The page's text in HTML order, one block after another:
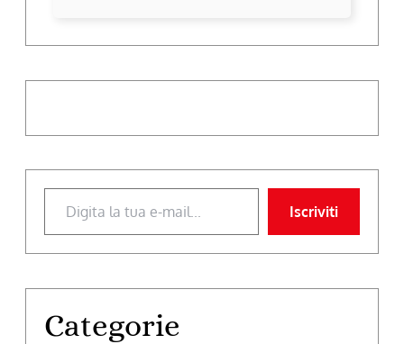
Digita la tua e-mail...
Iscriviti
Categorie